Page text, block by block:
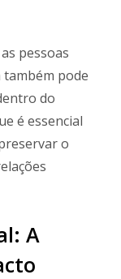
pessoas
também pode
do
é essencial
o
A